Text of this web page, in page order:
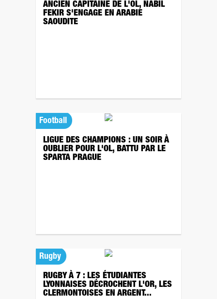
ANCIEN CAPITAINE DE L'OL, NABIL
FEKIR S'ENGAGE EN ARABIE
SAOUDITE
Football
LIGUE DES CHAMPIONS : UN SOIR À
OUBLIER POUR L'OL, BATTU PAR LE
SPARTA PRAGUE
Rugby
RUGBY À 7 : LES ÉTUDIANTES
LYONNAISES DÉCROCHENT L'OR, LES
CLERMONTOISES EN ARGENT...